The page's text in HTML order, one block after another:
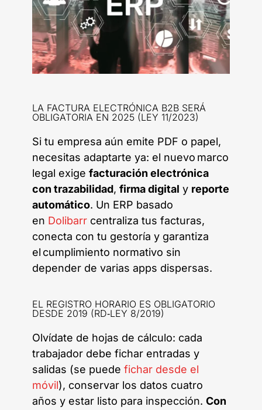
LA FACTURA ELECTRÓNICA B2B SERÁ
OBLIGATORIA EN 2025 (LEY 11/2023)
Si tu empresa aún emite PDF o papel,
necesitas adaptarte ya: el nuevo marco
legal exige facturación electrónica
con trazabilidad, firma digital y reporte
automático. Un ERP basado
en Dolibarr centraliza tus facturas,
conecta con tu gestoría y garantiza
el cumplimiento normativo sin
depender de varias apps dispersas.
EL REGISTRO HORARIO ES OBLIGATORIO
DESDE 2019 (RD‑LEY 8/2019)
Olvídate de hojas de cálculo: cada
trabajador debe fichar entradas y
salidas (se puede fichar desde el
móvil), conservar los datos cuatro
años y estar listo para inspección. Con